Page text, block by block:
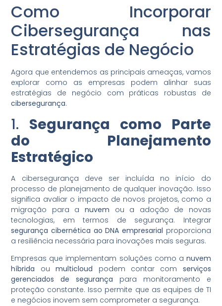
Como Incorporar
Cibersegurança nas
Estratégias de Negócio
Agora que entendemos as principais ameaças, vamos
explorar como as empresas podem alinhar suas
estratégias de negócio com práticas robustas de
cibersegurança.
1. Segurança como Parte
do Planejamento
Estratégico
A cibersegurança deve ser incluída no início do
processo de planejamento de qualquer inovação. Isso
significa avaliar o impacto de novos projetos, como a
migração para a nuvem ou a adoção de novas
tecnologias, em termos de segurança. Integrar
segurança cibernética ao DNA empresarial proporciona
a resiliência necessária para inovações mais seguras.
Empresas que implementam soluções como a nuvem
híbrida oumulticloud podem contar com serviços
gerenciados de segurança para monitoramento e
proteção constante. Isso permite que as equipes de TI
e negócios inovem sem comprometer a segurança.